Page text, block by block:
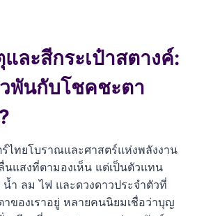
สตางค์ ตามวันเกิด ทั้ง 7 วัน พร้อมสี
ย์: เติมเชื้อไฟแห่งความมั่งคั่ง
: เบรกความใจร้อน ดึงดูดสภาพคล่อง
างวัน): เสริมวาทศิลป์ เจรจาพารวย
ละสีกระเป๋าสตางค์:
พันกับโชคชะตา
ไทยโบราณและศาสตร์แห่งพลังงาน
นแสงที่ตามองเห็น แต่เป็นตัวแทน
ำ ลม ไฟ และดวงดาวประจำตัวที่
ของเราอยู่ หลายคนนิยมเชื่อว่าบุญ